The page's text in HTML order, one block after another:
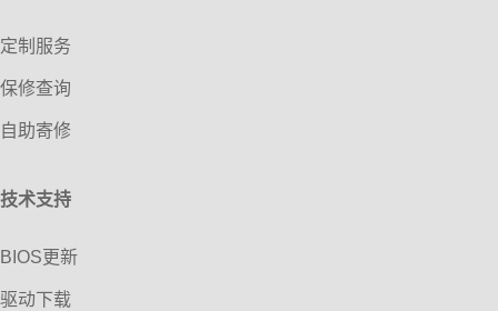
定制服务
保修查询
自助寄修
技术支持
BIOS更新
驱动下载